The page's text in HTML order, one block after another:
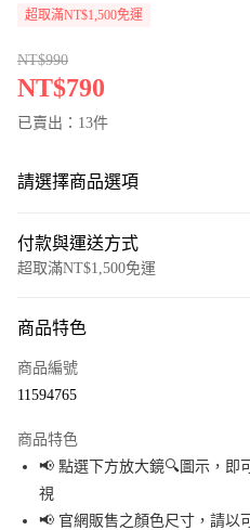
超取滿NT$1,500免運
NT$990
NT$790
已賣出：13件
請選擇商品選項
付款與運送方式
超取滿NT$1,500免運
信用卡一次付款
Apple Pay
街口支付
商品特色
商品編號
11594765
商品特色
📢 點選下方放大鏡🔍圖示，即
視
📢 官網販售之顏色尺寸，請以